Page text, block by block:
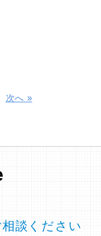
次へ »
談ください